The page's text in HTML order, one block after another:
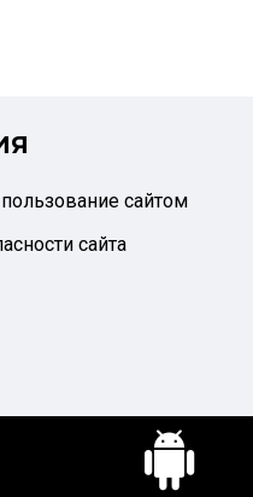
сайтом
сайта